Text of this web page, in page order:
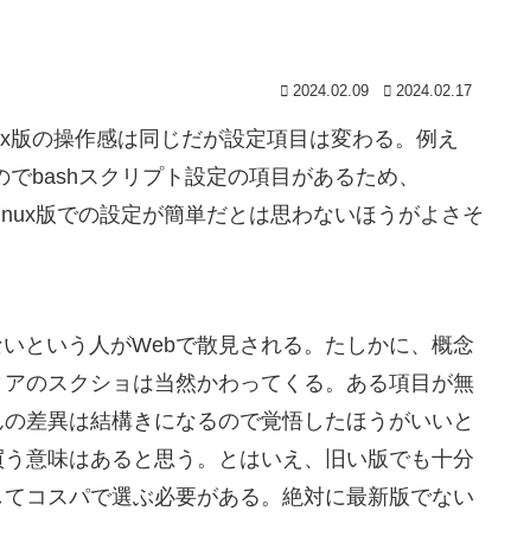
2024.02.09 2024.02.17
の操作感は同じだが設定項目は変わる。例え
bashスクリプト設定の項目があるため、
版での設定が簡単だとは思わないほうがよさそ
という人がWebで散見される。たしかに、概念
のスクショは当然かわってくる。ある項目が無
差異は結構きになるので覚悟したほうがいいと
意味はあると思う。とはいえ、旧い版でも十分
コスパで選ぶ必要がある。絶対に最新版でない